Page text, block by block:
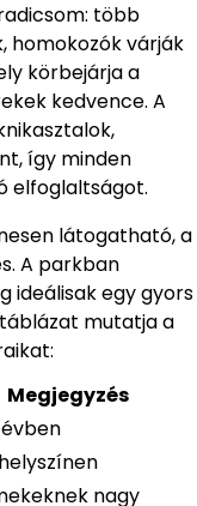
több
homokozók várják
körbejárja a
kedvence. A
így minden
elfoglaltságot.
látogatható, a
A parkban
ideálisak egy gyors
mutatja a
Megjegyzés
évben
nagy